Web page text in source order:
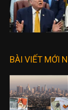
BÀI VIẾT MỚI